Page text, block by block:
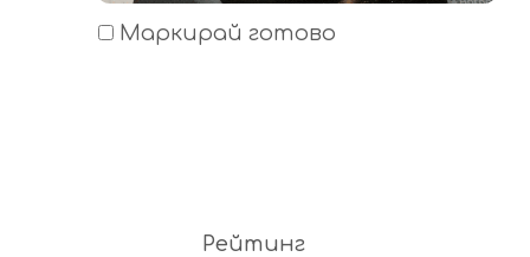
Маркирай готово
Рейтинг